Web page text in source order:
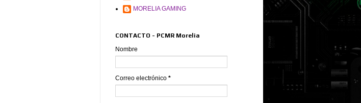
MORELIA GAMING
CONTACTO - PCMR Morelia
Nombre
Correo electrónico *